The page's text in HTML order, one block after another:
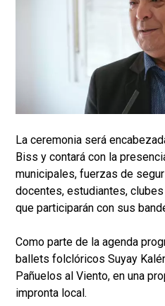
La ceremonia será
Biss y contará con la
municipales, fuerzas de
docentes, estudiantes,
que participarán con sus
Como parte de la agenda
ballets folclóricos Suyay
Pañuelos al Viento, en una
impronta local.